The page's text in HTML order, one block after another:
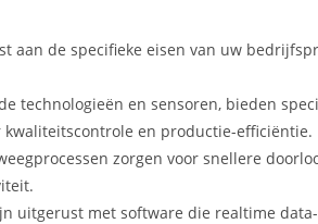
aan de specifieke eisen van uw
technologieën en sensoren, bieden
en productie-efficiëntie.
zorgen voor snellere
uitgerust met software die realtime